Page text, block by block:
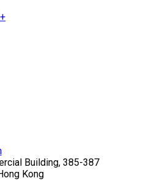
Building, 385-387
Kong